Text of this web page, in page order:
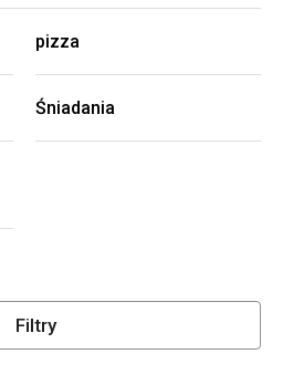
pizza
Śniadania
Filtry